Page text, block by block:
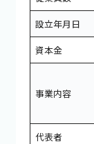
設立年月日
資本金
事業内容
代表者